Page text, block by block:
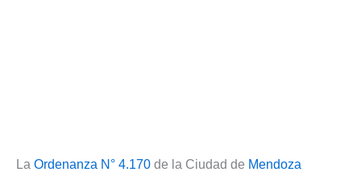
La Ordenanza N° 4.170 de la Ciudad de Mendoza